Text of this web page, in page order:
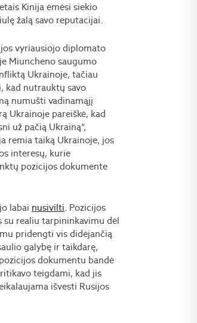
Kinija ėmėsi siekio
žalą savo reputacijai.
vyriausiojo diplomato
Miuncheno saugumo
Ukrainoje, tačiau
kad nutrauktų savo
numušti vadinamąjį
Ukrainoje pareiškė, kad
už pačią Ukrainą“,
remia taiką Ukrainoje, jos
interesų, kurie
pozicijos dokumente
labai nusivilti. Pozicijos
realiu tarpininkavimu dėl
pridengti vis didėjančią
galybę ir taikdarę,
dokumentu bandė
teigdami, kad jis
išvesti Rusijos